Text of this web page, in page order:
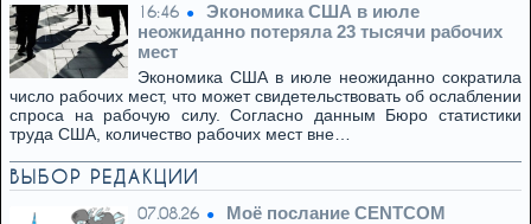
16:46
Экономика США в июле
неожиданно потеряла 23 тысячи рабочих
мест
Экономика США в июле неожиданно сократила
число рабочих мест, что может свидетельствовать об ослаблении
спроса на рабочую силу. Согласно данным Бюро статистики
труда США, количество рабочих мест вне…
ВЫБОР РЕДАКЦИИ
07.08.26 Моё послание CENTCOM